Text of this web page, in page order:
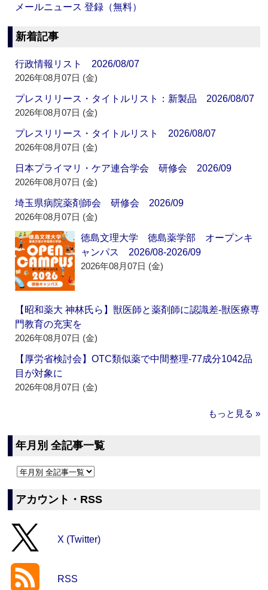
メールニュース 登録（無料）
新着記事
行政情報リスト 2026/08/07
2026年08月07日 (金)
プレスリリース・タイトルリスト：新製品 2026/08/07
2026年08月07日 (金)
プレスリリース・タイトルリスト 2026/08/07
2026年08月07日 (金)
日本プライマリ・ケア連合学会 研修会 2026/09
2026年08月07日 (金)
埼玉県病院薬剤師会 研修会 2026/09
2026年08月07日 (金)
徳島文理大学 徳島薬学部 オープンキ
ャンパス 2026/08-2026/09
2026年08月07日 (金)
【昭和薬大 神林氏ら】獣医師と薬剤師に認識差‐獣医療専
門教育の充実を
2026年08月07日 (金)
【厚労省検討会】OTC類似薬で中間整理‐77成分1042品
目が対象に
2026年08月07日 (金)
もっと見る »
年月別 全記事一覧
アカウント・RSS
X (Twitter)
RSS